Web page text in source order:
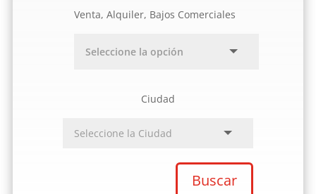
Venta, Alquiler, Bajos Comerciales
Ciudad
Buscar